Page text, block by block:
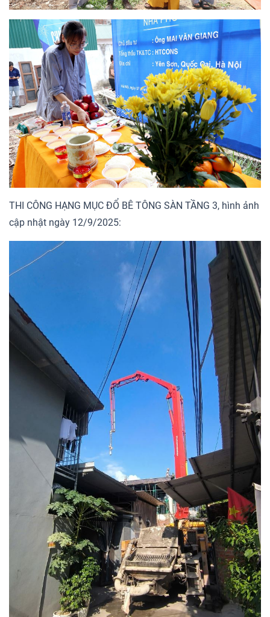
THI CÔNG HẠNG MỤC ĐỔ BÊ TÔNG SÀN TẦNG 3, hình ảnh
cập nhật ngày 12/9/2025: